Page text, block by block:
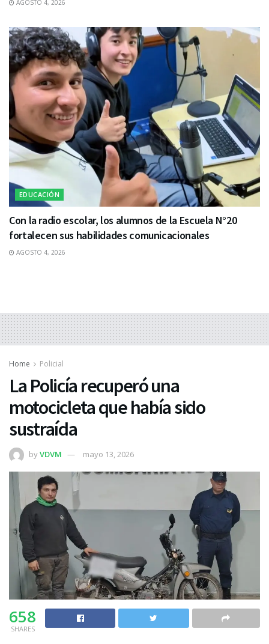
AGOSTO 4, 2026
EDUCACIÓN
Con la radio escolar, los alumnos de la Escuela N°20
fortalecen sus habilidades comunicacionales
AGOSTO 4, 2026
Home Policial
La Policía recuperó una
motocicleta que había sido
sustraída
byVDVM mayo 13, 2026
658
SHARES